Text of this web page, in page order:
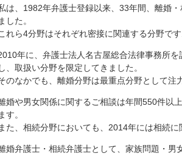
は、1982年弁護士登録以来、33年間、離婚
した。
れら4分野はそれぞれ密接に関連する分野です
年に、弁護士法人名古屋総合法律事務所
し、取扱い分野を限定してきました。
のなかでも、離婚分野は最重点分野として注
婚や男女関係に関するご相談は年間550件以
す。
た、相続分野においても、2014年には相続
婚弁護士・相続弁護士として、家族問題・